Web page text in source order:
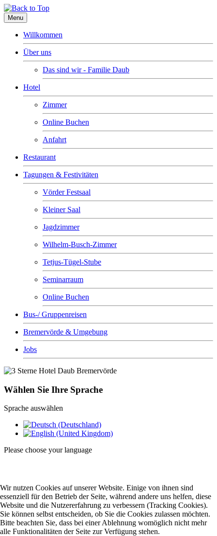
Menu
Willkommen
Über uns
Das sind wir - Familie Daub
Hotel
Zimmer
Online Buchen
Anfahrt
Restaurant
Tagungen & Festivitäten
Vörder Festsaal
Kleiner Saal
Jagdzimmer
Wilhelm-Busch-Zimmer
Tetjus-Tügel-Stube
Seminarraum
Online Buchen
Bus-/ Gruppenreisen
Bremervörde & Umgebung
Jobs
Wählen Sie Ihre Sprache
Sprache auswählen
Please choose your language
Wir nutzen Cookies auf unserer Website. Einige von ihnen sind
essenziell für den Betrieb der Seite, während andere uns helfen, diese
Website und die Nutzererfahrung zu verbessern (Tracking Cookies).
Sie können selbst entscheiden, ob Sie die Cookies zulassen möchten.
Bitte beachten Sie, dass bei einer Ablehnung womöglich nicht mehr
alle Funktionalitäten der Seite zur Verfügung stehen.